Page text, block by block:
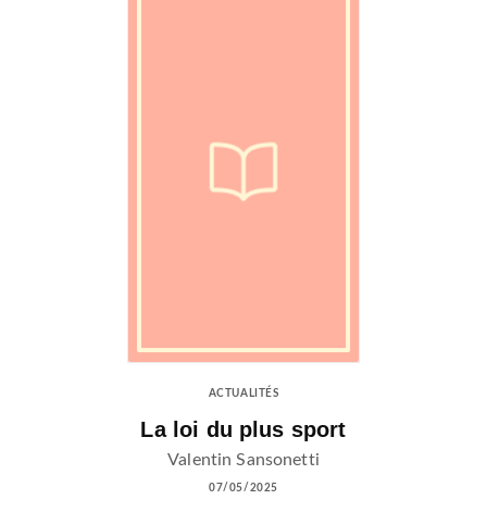
ACTUALITÉS
La loi du plus sport
Valentin Sansonetti
07/05/2025